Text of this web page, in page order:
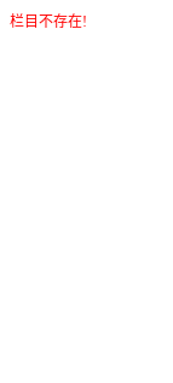
栏目不存在!